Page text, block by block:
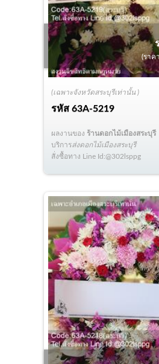
(เฉพาะจังหวัดสระบุรีเท่านั้น )
รหัส63A-5219
(ราค
ผลงานของ ร้านดอกไม้เมืองสระบุรี
บริการส่งดอกไม้เมืองสระบุรี
สั่งซื้อทาง Line Id:@302lsppg